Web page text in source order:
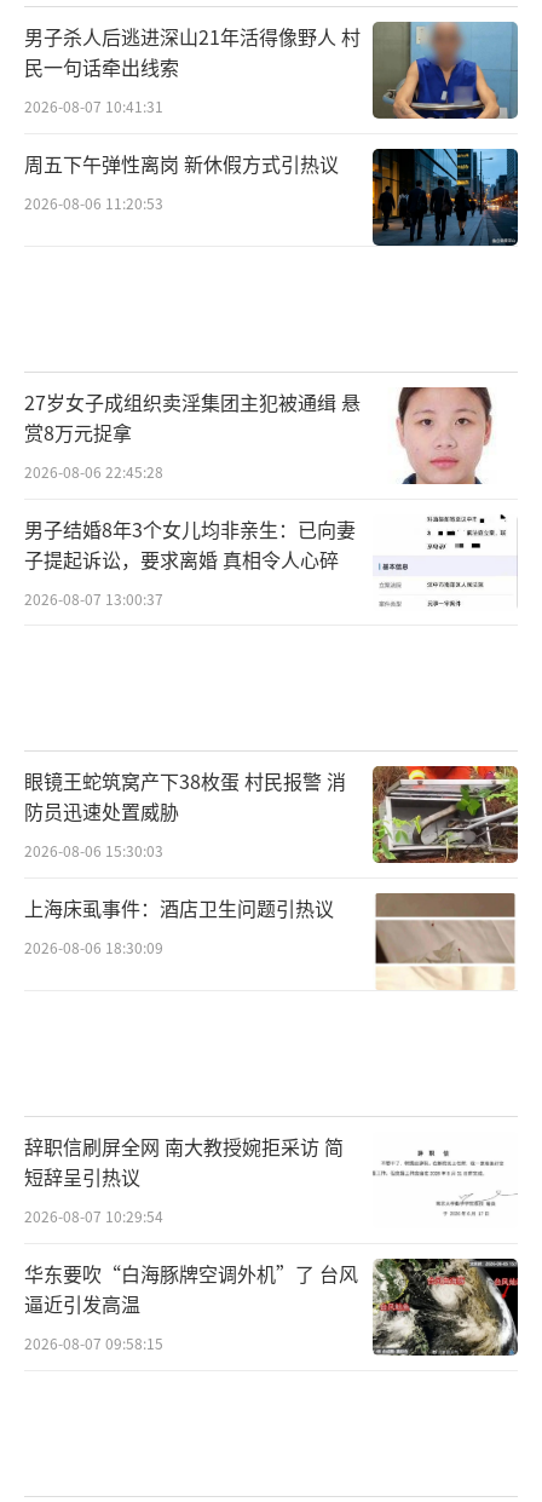
男子杀人后逃进深山21年活得像野人 村
民一句话牵出线索
2026-08-07 10:41:31
周五下午弹性离岗 新休假方式引热议
2026-08-06 11:20:53
27岁女子成组织卖淫集团主犯被通缉 悬
赏8万元捉拿
2026-08-06 22:45:28
男子结婚8年3个女儿均非亲生：已向妻
子提起诉讼，要求离婚 真相令人心碎
2026-08-07 13:00:37
眼镜王蛇筑窝产下38枚蛋 村民报警 消
防员迅速处置威胁
2026-08-06 15:30:03
上海床虱事件：酒店卫生问题引热议
2026-08-06 18:30:09
辞职信刷屏全网 南大教授婉拒采访 简
短辞呈引热议
2026-08-07 10:29:54
华东要吹“白海豚牌空调外机”了 台风
逼近引发高温
2026-08-07 09:58:15